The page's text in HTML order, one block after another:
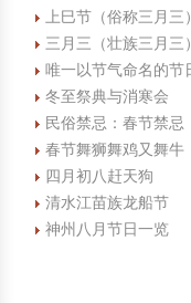
上巳节（俗称三月三）
三月三（壮族三月三）
唯一以节气命名的
冬至祭典与消寒会
民俗禁忌：春节禁忌
春节舞狮舞鸡又舞牛
四月初八赶天狗
清水江苗族龙船节
神州八月节日一览